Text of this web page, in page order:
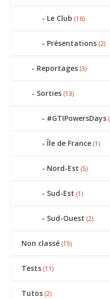
Le Club (16)
Présentations (2)
Reportages (3)
Sorties (13)
#GTIPowersDays
Île de France (1)
Nord-Est (5)
Sud-Est (1)
Sud-Ouest (2)
Non classé (15)
Tests (11)
Tutos (2)